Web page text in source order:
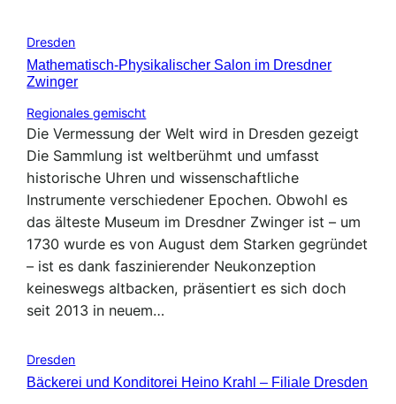
Dresden
Mathematisch-Physikalischer Salon im Dresdner
Zwinger
Regionales gemischt
Die Vermessung der Welt wird in Dresden gezeigt
Die Sammlung ist weltberühmt und umfasst
historische Uhren und wissenschaftliche
Instrumente verschiedener Epochen. Obwohl es
das älteste Museum im Dresdner Zwinger ist – um
1730 wurde es von August dem Starken gegründet
– ist es dank faszinierender Neukonzeption
keineswegs altbacken, präsentiert es sich doch
seit 2013 in neuem…
Dresden
Bäckerei und Konditorei Heino Krahl – Filiale Dresden